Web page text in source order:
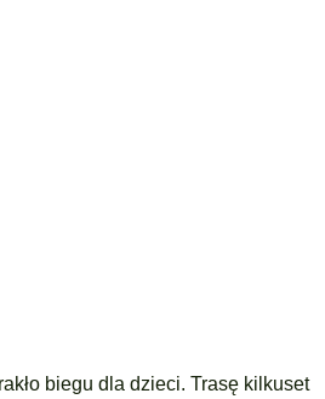
biegu dla dzieci. Trasę kilkuset